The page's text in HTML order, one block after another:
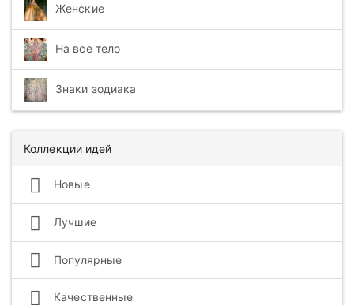
Женские
На все тело
Знаки зодиака
Коллекции идей
Новые
Лучшие
Популярные
Качественные